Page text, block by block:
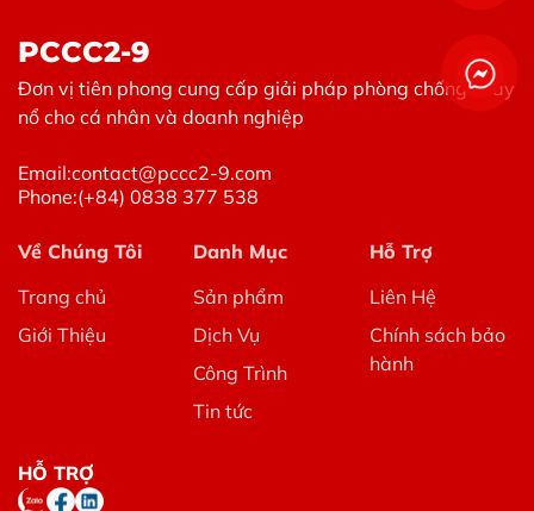
PCCC2-9
Đơn vị tiên phong cung cấp giải pháp phòng chống cháy
nổ cho cá nhân và doanh nghiệp
Email:contact@pccc2-9.com
Phone:(+84) 0838 377 538
Về Chúng Tôi
Trang chủ
Giới Thiệu
Danh Mục
Sản phẩm
Dịch Vụ
Công Trình
Tin tức
Hỗ Trợ
Liên Hệ
Chính sách bảo
hành
HỖ TRỢ